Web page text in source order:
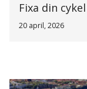
Fixa din
20 april, 2026